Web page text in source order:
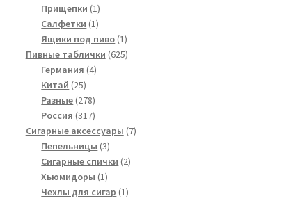
Прищепки 11
товар
Салфетки 11
товар
Ящики под пиво 11
товар
Пивные таблички 625625
Германия 44
Китай 2525
товаров
Разные 278278
товаров
Россия 317317
товаров
Сигарные аксессуары 77
Пепельницы 33
товара
Сигарные спички 22
Хьюмидоры 11
товар
Чехлы для сигар 11